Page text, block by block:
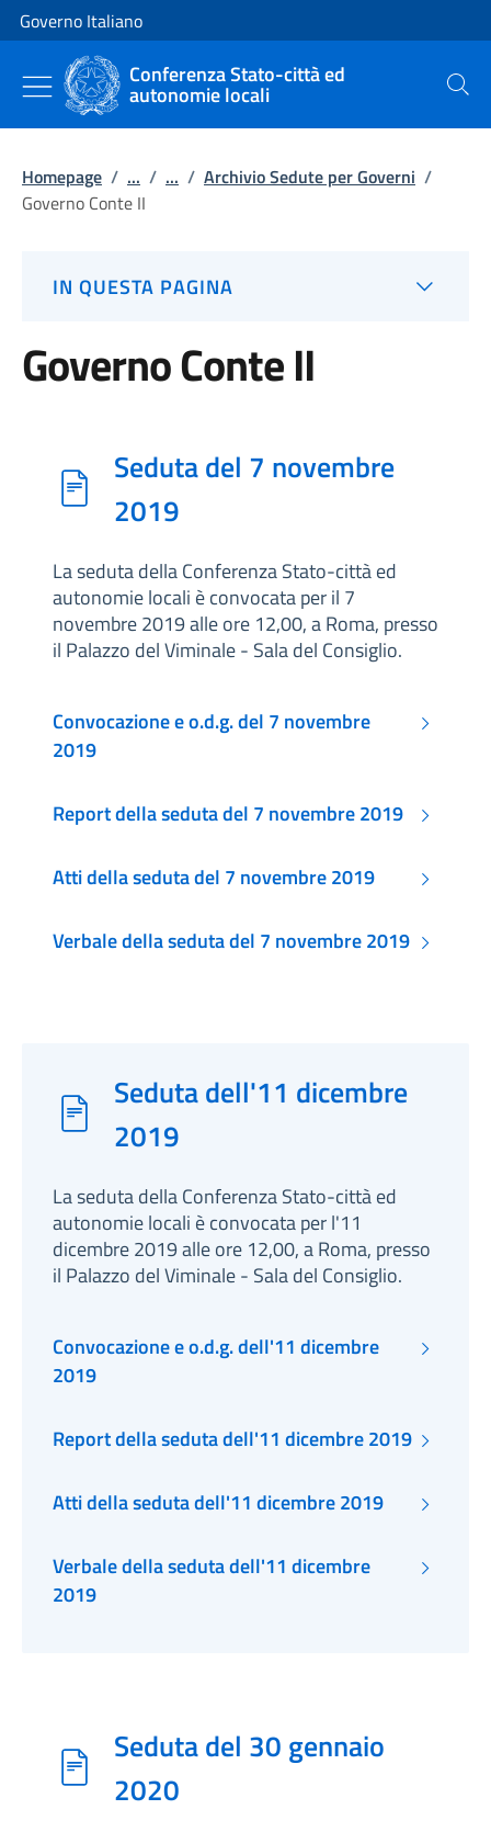
Vai al contenuto
Vai alla navigazione del sito
Governo Italiano
Conferenza Stato-città ed
autonomie locali Cerca
Homepage / ... / ... / Archivio Sedute per Governi /
Governo Conte II
IN QUESTA PAGINA
Governo Conte II
Seduta del 7 novembre
2019
La seduta della Conferenza Stato-città ed
autonomie locali è convocata per il 7
novembre 2019 alle ore 12,00, a Roma, presso
il Palazzo del Viminale - Sala del Consiglio.
Convocazione e o.d.g. del 7 novembre
2019
Report della seduta del 7 novembre 2019
Atti della seduta del 7 novembre 2019
Verbale della seduta del 7 novembre 2019
Seduta dell'11 dicembre
2019
La seduta della Conferenza Stato-città ed
autonomie locali è convocata per l'11
dicembre 2019 alle ore 12,00, a Roma, presso
il Palazzo del Viminale - Sala del Consiglio.
Convocazione e o.d.g. dell'11 dicembre
2019
Report della seduta dell'11 dicembre 2019
Atti della seduta dell'11 dicembre 2019
Verbale della seduta dell'11 dicembre
2019
Seduta del 30 gennaio
2020